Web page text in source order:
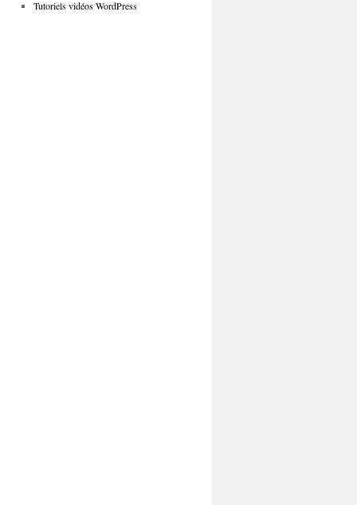
Tutoriels vidéos WordPress